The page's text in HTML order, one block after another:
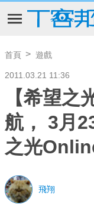
首頁 遊戲
2011.03.21 11:36
【希望之
航， 3月
之光
飛翔